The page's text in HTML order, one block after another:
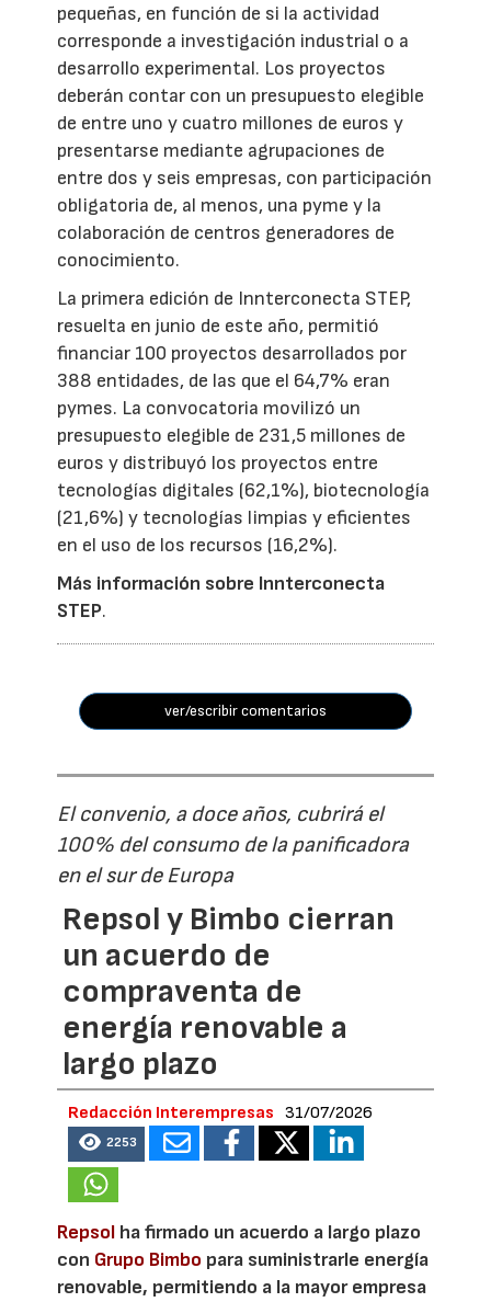
pequeñas, en función de si la actividad
corresponde a investigación industrial o a
desarrollo experimental. Los proyectos
deberán contar con un presupuesto elegible
de entre uno y cuatro millones de euros y
presentarse mediante agrupaciones de
entre dos y seis empresas, con participación
obligatoria de, al menos, una pyme y la
colaboración de centros generadores de
conocimiento.
La primera edición de Innterconecta STEP,
resuelta en junio de este año, permitió
financiar 100 proyectos desarrollados por
388 entidades, de las que el 64,7% eran
pymes. La convocatoria movilizó un
presupuesto elegible de 231,5 millones de
euros y distribuyó los proyectos entre
tecnologías digitales (62,1%), biotecnología
(21,6%) y tecnologías limpias y eficientes
en el uso de los recursos (16,2%).
Más información sobre Innterconecta
STEP.
ver/escribir comentarios
El convenio, a doce años, cubrirá el
100% del consumo de la panificadora
en el sur de Europa
Repsol y Bimbo cierran
un acuerdo de
compraventa de
energía renovable a
largo plazo
Redacción Interempresas 31/07/2026
2253
Repsol ha firmado un acuerdo a largo plazo
con Grupo Bimbo para suministrarle energía
renovable, permitiendo a la mayor empresa